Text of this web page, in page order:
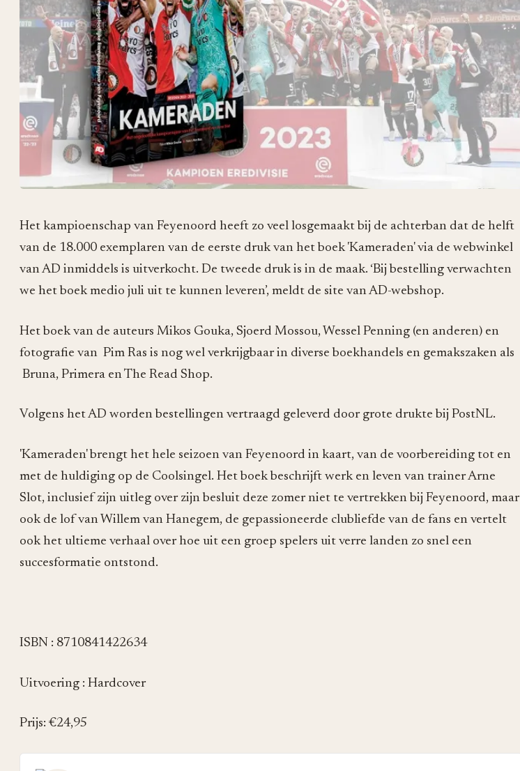
Het kampioenschap van Feyenoord heeft zo veel losgemaakt bij de achterban dat de helft
van de 18.000 exemplaren van de eerste druk van het boek 'Kameraden' via de webwinkel
van AD inmiddels is uitverkocht. De tweede druk is in de maak. ‘Bij bestelling verwachten
we het boek medio juli uit te kunnen leveren’, meldt de site van AD-webshop.
Het boek van de auteurs Mikos Gouka, Sjoerd Mossou, Wessel Penning (en anderen) en
fotografie van Pim Ras is nog wel verkrijgbaar in diverse boekhandels en gemakszaken als
Bruna, Primera en The Read Shop.
Volgens het AD worden bestellingen vertraagd geleverd door grote drukte bij PostNL.
⁠'Kameraden' brengt het hele seizoen van Feyenoord in kaart, van de voorbereiding tot en
met de huldiging op de Coolsingel. Het boek beschrijft werk en leven van trainer Arne
Slot, inclusief zijn uitleg over zijn besluit deze zomer niet te vertrekken bij Feyenoord, maar
ook de lof van Willem van Hanegem, de gepassioneerde clubliefde van de fans en vertelt
ook het ultieme verhaal over hoe uit een groep spelers uit verre landen zo snel een
succesformatie ontstond.
ISBN : 8710841422634
Uitvoering : Hardcover
Prijs: €24,95